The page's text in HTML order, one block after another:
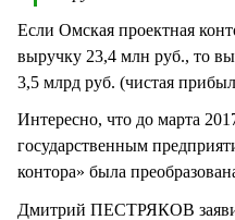
Если Омская проектная
выручку 23,4 млн руб., то
3,5 млрд руб. (чистая
Интересно, что до марта
государственным
контора» была
Дмитрий ПЕСТРЯКОВ